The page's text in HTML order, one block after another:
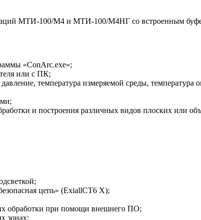
МТИ-100/М4 и МТИ-100/М4НГ со встроенным
«ConArc.exe»;
или с ПК;
температура измеряемой среды,
и построения различных видов плоских или
цепь» (ЕхiallCT6 Х);
обработки при помощи внешнего ПО;
зонах;